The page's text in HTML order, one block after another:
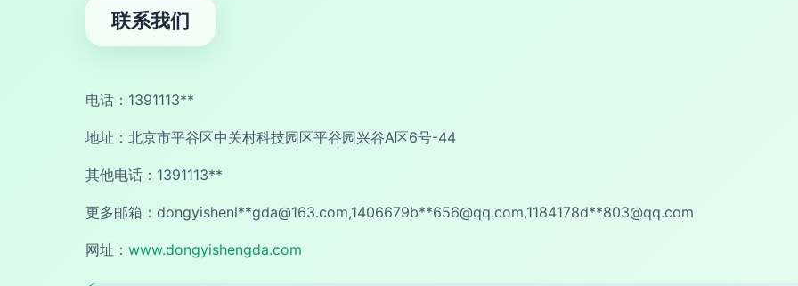
联系我们
电话：1391113**
地址：北京市平谷区中关村科技园区平谷园兴谷A区6号-44
其他电话：1391113**
更多邮箱：dongyishenl**gda@163.com,1406679b**656@qq.com,1184178d**803@qq.com
网址： www.dongyishengda.com